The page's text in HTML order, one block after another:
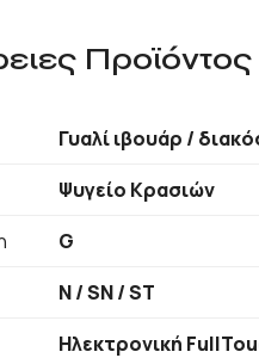
Προϊόντος
Γυαλί ιβουάρ /
Ψυγείο Κρασιών
G
N / SN / ST
Ηλεκτρονική